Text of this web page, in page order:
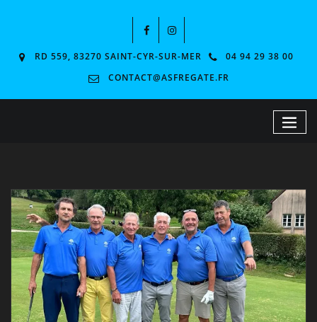
RD 559, 83270 SAINT-CYR-SUR-MER
04 94 29 38 00
CONTACT@ASFREGATE.FR